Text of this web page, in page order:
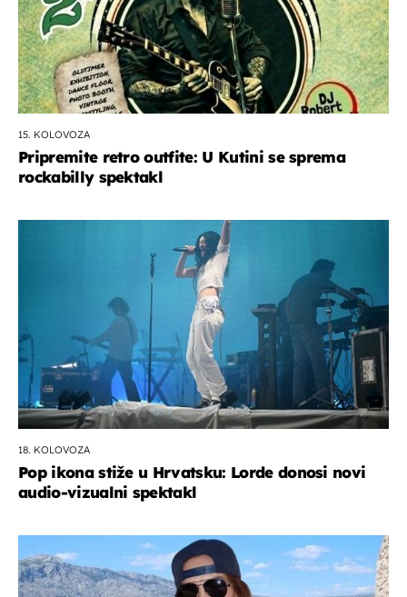
15. KOLOVOZA
Pripremite retro outfite: U Kutini se sprema
rockabilly spektakl
18. KOLOVOZA
Pop ikona stiže u Hrvatsku: Lorde donosi novi
audio-vizualni spektakl